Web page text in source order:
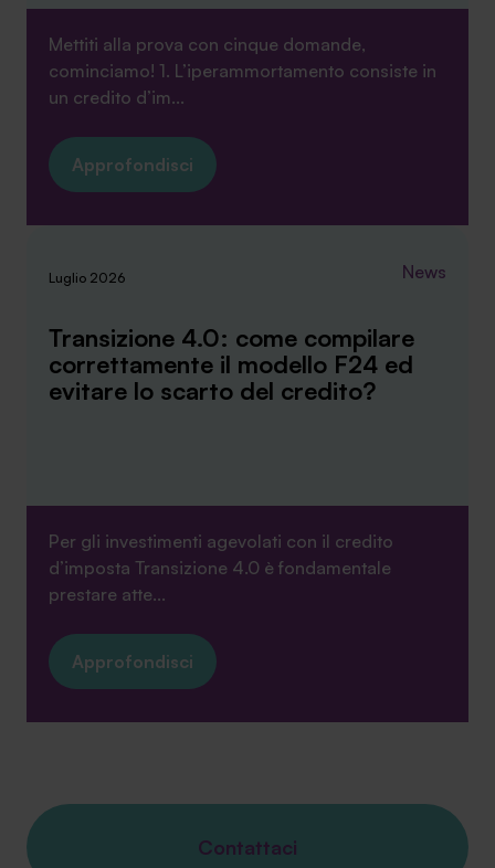
Mettiti alla prova con cinque domande,
cominciamo! 1. L’iperammortamento consiste in
un credito d’im...
Approfondisci
Luglio 2026 News
Transizione 4.0: come compilare
correttamente il modello F24 ed
evitare lo scarto del credito?
Per gli investimenti agevolati con il credito
d’imposta Transizione 4.0 è fondamentale
prestare atte...
Approfondisci
Contattaci